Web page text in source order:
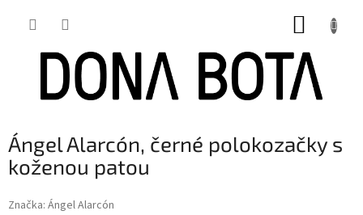
Ángel Alarcón, černé polokozačky s
koženou patou
Značka: Ángel Alarcón